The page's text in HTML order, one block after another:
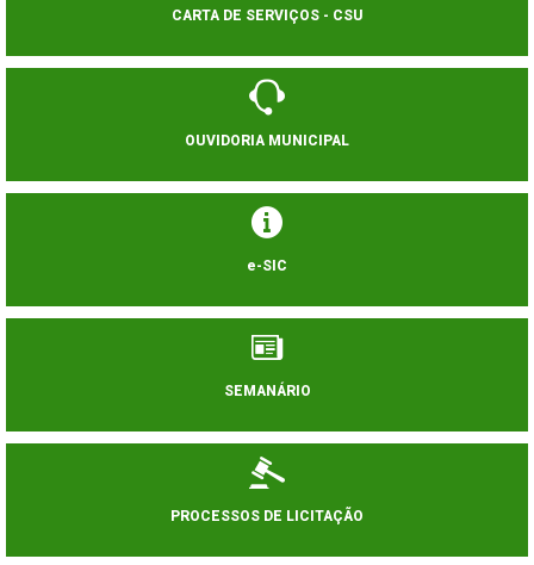
CARTA DE SERVIÇOS - CSU
OUVIDORIA MUNICIPAL
e-SIC
SEMANÁRIO
PROCESSOS DE LICITAÇÃO